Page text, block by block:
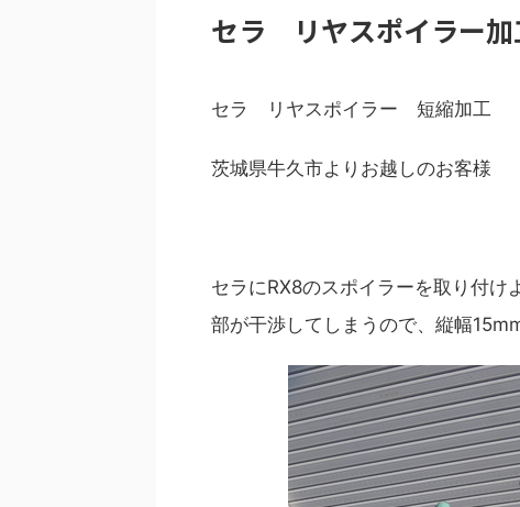
セラ リヤスポイラー
セラ リヤスポイラー 短縮加工
茨城県牛久市よりお越しのお客様
セラにRX8のスポイラーを取り付け
部が干渉してしまうので、縦幅